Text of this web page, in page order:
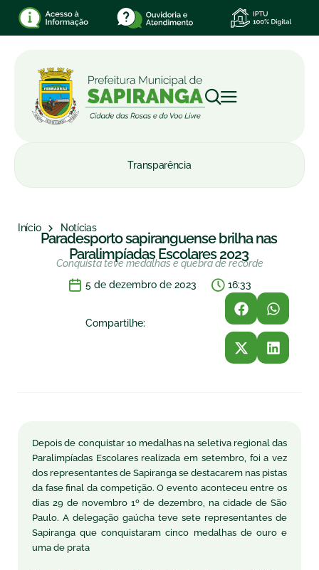
Transparência
Início Notícias
Paradesporto sapiranguense brilha nas
Paralimpíadas Escolares 2023
Conquista teve medalhas e quebra de recorde
5 de dezembro de 2023
16:33
Compartilhe:
Depois de conquistar 10 medalhas na seletiva regional das
Paralimpíadas Escolares realizada em setembro, foi a vez
dos representantes de Sapiranga se destacarem nas pistas
da fase final da competição. O evento aconteceu entre os
dias 29 de novembro 1º de dezembro, na cidade de São
Paulo. A delegação gaúcha teve sete representantes de
Sapiranga que conquistaram cinco medalhas de ouro e
uma de prata